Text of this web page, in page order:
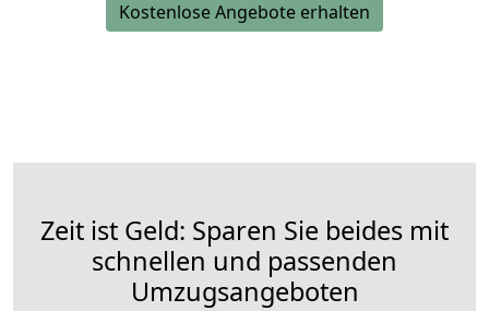
Kostenlose Angebote erhalten
Zeit ist Geld: Sparen Sie beides mit
schnellen und passenden
Umzugsangeboten